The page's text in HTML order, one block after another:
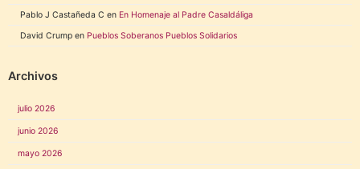
Pablo J Castañeda C en En Homenaje al Padre Casaldáliga
David Crump en Pueblos Soberanos Pueblos Solidarios
Archivos
julio 2026
junio 2026
mayo 2026